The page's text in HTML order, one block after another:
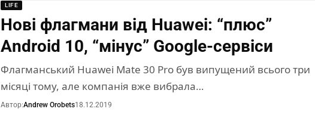
LIFE
Нові флагмани від Huawei: “плюс”
Android 10, “мінус” Google-сервіси
Флагманський Huawei Mate 30 Pro був випущений всього три
місяці тому, але компанія вже вибрала…
Автор:Andrew Orobets18.12.2019